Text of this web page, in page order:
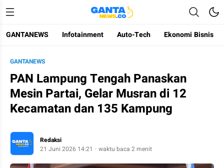
Gantanews
Informasi Membangun Bangsa
GANTANEWS Infotainment Auto-Tech Ekonomi Bisnis
GANTANEWS
PAN Lampung Tengah Panaskan
Mesin Partai, Gelar Musran di 12
Kecamatan dan 135 Kampung
Redaksi
21 Juni 2026 14:21
waktu baca 2 menit